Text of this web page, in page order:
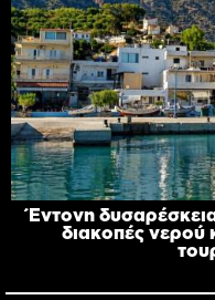
Έντονη
διακοπές νερού